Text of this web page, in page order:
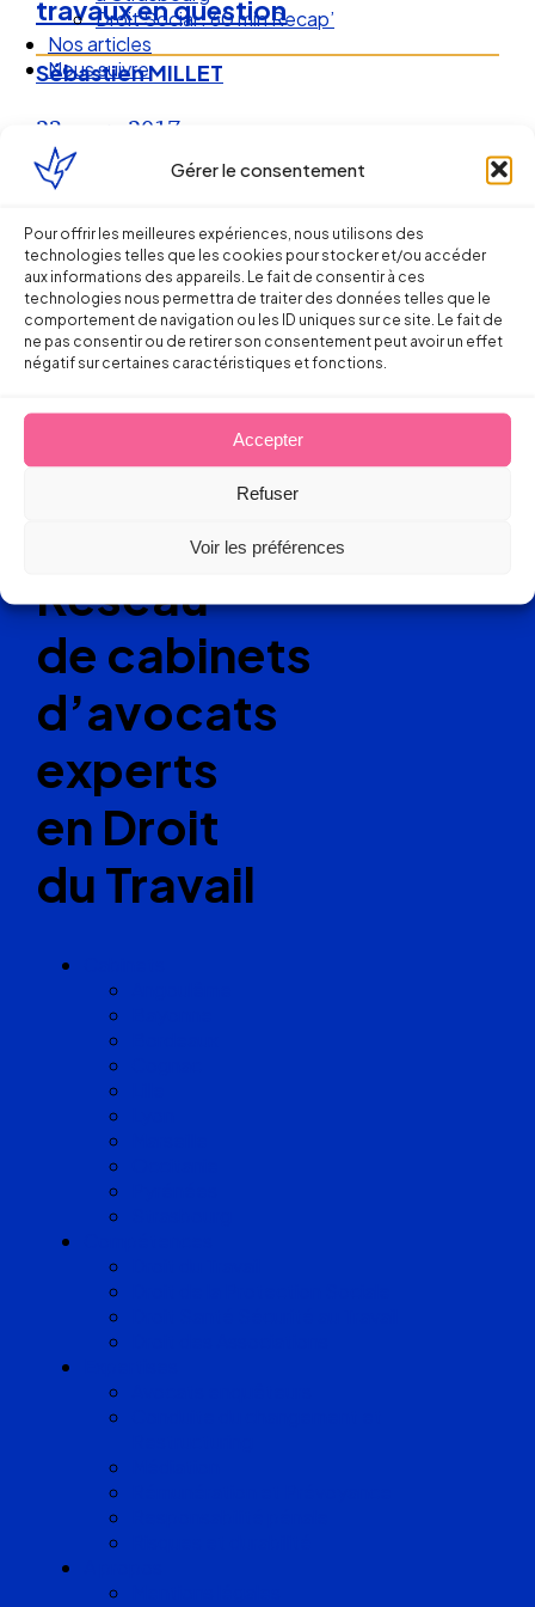
Gérer le consentement
Pour offrir les meilleures expériences, nous utilisons des
technologies telles que les cookies pour stocker et/ou accéder
aux informations des appareils. Le fait de consentir à ces
technologies nous permettra de traiter des données telles que le
comportement de navigation ou les ID uniques sur ce site. Le fait de
ne pas consentir ou de retirer son consentement peut avoir un effet
négatif sur certaines caractéristiques et fonctions.
Accepter
Refuser
Voir les préférences
Droit Social : 60 min Recap’
Nos articles
Nous suivre
travaux en question
Sébastien MILLET
23 mars 2017
Ellipse Avocats
Réseau
de cabinets
d’avocats
experts
en Droit
du Travail